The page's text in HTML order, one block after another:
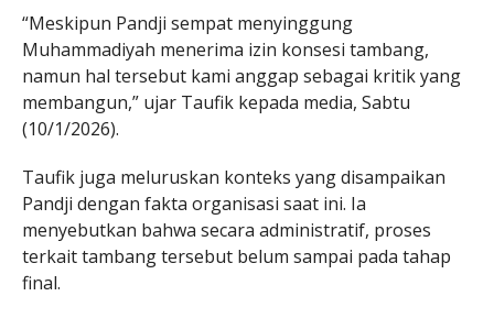
“Meskipun Pandji sempat menyinggung
Muhammadiyah menerima izin konsesi tambang,
namun hal tersebut kami anggap sebagai kritik yang
membangun,” ujar Taufik kepada media, Sabtu
(10/1/2026).
Taufik juga meluruskan konteks yang disampaikan
Pandji dengan fakta organisasi saat ini. Ia
menyebutkan bahwa secara administratif, proses
terkait tambang tersebut belum sampai pada tahap
final.